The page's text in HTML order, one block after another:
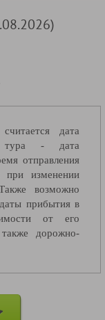
дата
тура - дата
отправления
при изменении
возможно
прибытия в
от его
дорожно-